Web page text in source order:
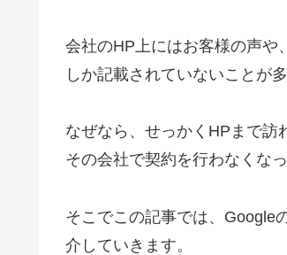
会社のHP上にはお客様の声や
しか記載されていないことが多
なぜなら、せっかくHPまで訪
その会社で契約を行わなくな
そこでこの記事では、Google
介していきます。